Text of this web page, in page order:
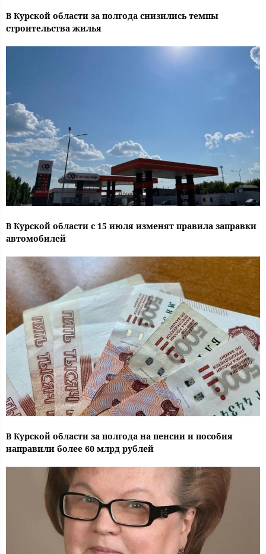
В Курской области за полгода снизились темпы
строительства жилья
В Курской области с 15 июля изменят правила заправки
автомобилей
В Курской области за полгода на пенсии и пособия
направили более 60 млрд рублей